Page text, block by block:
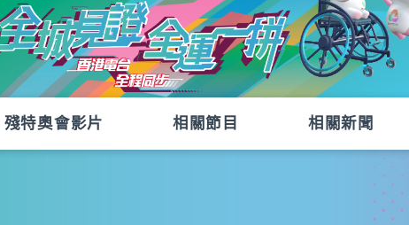
殘特奧會影片 相關節目 相關新聞